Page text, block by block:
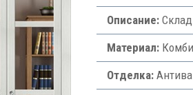
Описание:
Материал:
Отделка: